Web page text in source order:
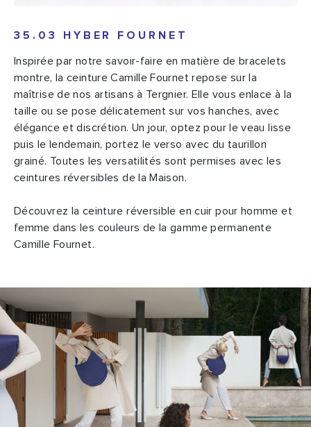
35.03 HYBER FOURNET
Inspirée par notre savoir-faire en matière de bracelets
montre, la ceinture Camille Fournet repose sur la
maîtrise de nos artisans à Tergnier. Elle vous enlace à la
taille ou se pose délicatement sur vos hanches, avec
élégance et discrétion. Un jour, optez pour le veau lisse
puis le lendemain, portez le verso avec du taurillon
grainé. Toutes les versatilités sont permises avec les
ceintures réversibles de la Maison.
Découvrez la ceinture réversible en cuir pour homme et
femme dans les couleurs de la gamme permanente
Camille Fournet.